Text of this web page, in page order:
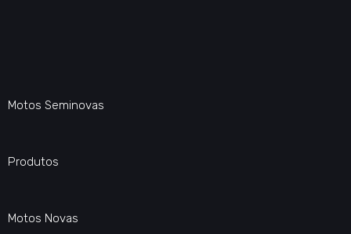
Motos Seminovas
Produtos
Motos Novas